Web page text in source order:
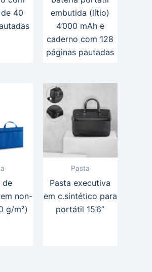
40
embutida (lítio)
4’000 mAh e
caderno com 128
páginas pautadas
de
non-
g/m²)
Pasta
Pasta executiva
em c.sintético para
portátil 15’6”